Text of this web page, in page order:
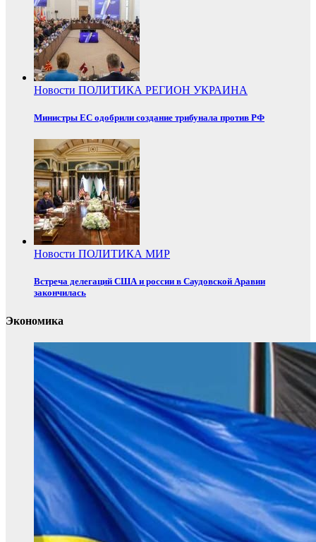
Новости ПОЛИТИКА РЕГИОН УКРАИНА
Министры ЕС одобрили создание трибунала против РФ
Новости ПОЛИТИКА МИР
Встреча делегаций США и россии в Саудовской Аравии
закончилась
Экономика